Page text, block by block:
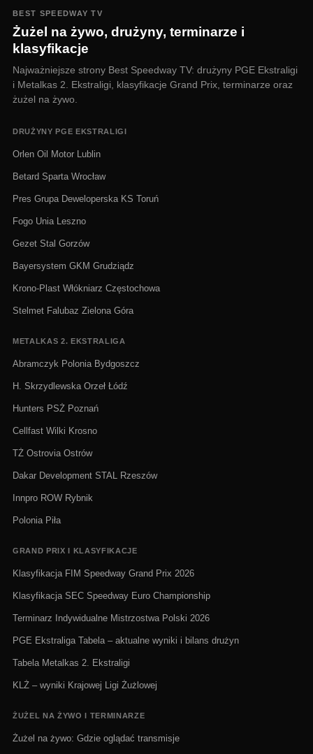
BEST SPEEDWAY TV
Żużel na żywo, drużyny, terminarze i
klasyfikacje
Najważniejsze strony Best Speedway TV: drużyny PGE Ekstraligi
i Metalkas 2. Ekstraligi, klasyfikacje Grand Prix, terminarze oraz
żużel na żywo.
DRUŻYNY PGE EKSTRALIGI
Orlen Oil Motor Lublin
Betard Sparta Wrocław
Pres Grupa Deweloperska KS Toruń
Fogo Unia Leszno
Gezet Stal Gorzów
Bayersystem GKM Grudziądz
Krono-Plast Włókniarz Częstochowa
Stelmet Falubaz Zielona Góra
METALKAS 2. EKSTRALIGA
Abramczyk Polonia Bydgoszcz
H. Skrzydlewska Orzeł Łódź
Hunters PSŻ Poznań
Cellfast Wilki Krosno
TŻ Ostrovia Ostrów
Dakar Development STAL Rzeszów
Innpro ROW Rybnik
Polonia Piła
GRAND PRIX I KLASYFIKACJE
Klasyfikacja FIM Speedway Grand Prix 2026
Klasyfikacja SEC Speedway Euro Championship
Terminarz Indywidualne Mistrzostwa Polski 2026
PGE Ekstraliga Tabela – aktualne wyniki i bilans drużyn
Tabela Metalkas 2. Ekstraligi
KLŻ – wyniki Krajowej Ligi Żużlowej
ŻUŻEL NA ŻYWO I TERMINARZE
Żużel na żywo: Gdzie oglądać transmisje